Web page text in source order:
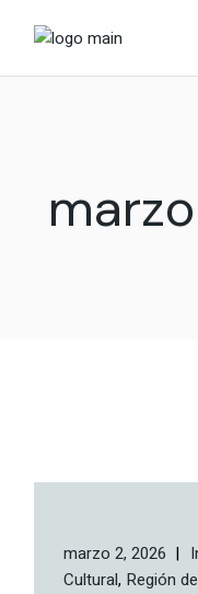
marzo 2, 2026
Cultural Región